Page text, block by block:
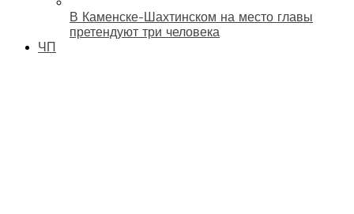
В Каменске-Шахтинском на место главы
претендуют три человека
ЧП